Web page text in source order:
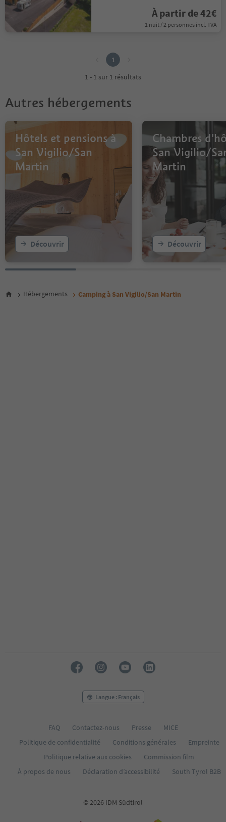
À partir de 42€
1 nuit / 2 personnes incl. TVA
1
1 - 1 sur 1 résultats
Autres hébergements
Hôtels et pensions à
San Vigilio/San
Martin
Découvrir
Chambres
San Vigilio/
Martin
Découvrir
Hébergements Camping à San Vigilio/San Martin
Langue : Français
FAQ Contactez-nous Presse
MICE
Politique de confidentialité
Conditions générales
Empreinte
Politique relative aux cookies
Commission film
À propos de nous
Déclaration d’accessibilité South Tyrol B2B
© 2026 IDM Südtirol